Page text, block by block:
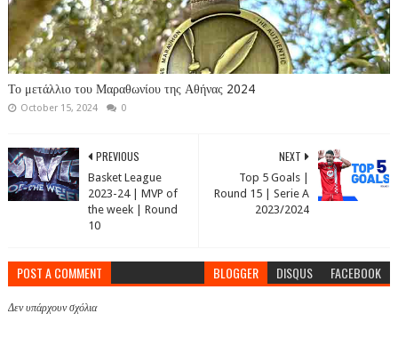
Το μετάλλιο του Μαραθωνίου της Αθήνας 2024
October 15, 2024 0
NEXT
Top 5 Goals |
Round 15 | Serie A
2023/2024
PREVIOUS
Basket League
2023-24 | MVP of
the week | Round
10
POST A COMMENT BLOGGER DISQUS FACEBOOK
Δεν υπάρχουν σχόλια